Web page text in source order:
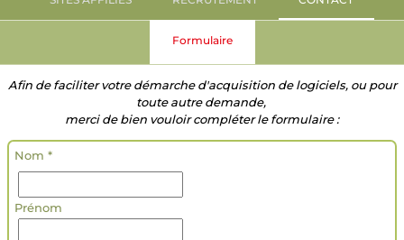
Formulaire
Afin de faciliter votre démarche d'acquisition de logiciels, ou pour
toute autre demande,
merci de bien vouloir compléter le formulaire :
Nom *
Prénom